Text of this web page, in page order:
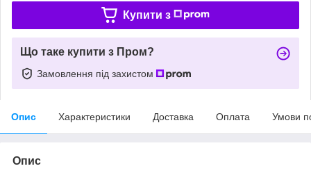
Купити з
Що таке купити з Пром?
Замовлення під захистом
Опис Характеристики Доставка Оплата Умови
Опис